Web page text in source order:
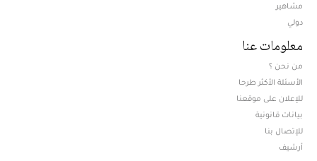
مشاهير
دولي
معلومات عنا
من نحن ؟
الأسئلة الأكثر طرحا
للإعلان على موقعنا
بيانات قانونية
للإتصال بنا
أرشيف